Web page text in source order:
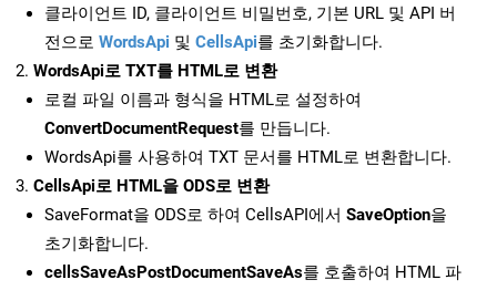
클라이언트 ID, 클라이언트 비밀번호, 기본 URL 및 API 버
전으로 WordsApi 및 CellsApi를 초기화합니다.
WordsApi로 TXT를 HTML로 변환
로컬 파일 이름과 형식을 HTML로 설정하여
ConvertDocumentRequest를 만듭니다.
WordsApi를 사용하여 TXT 문서를 HTML로 변환합니다.
CellsApi로 HTML을 ODS로 변환
SaveFormat을 ODS로 하여 CellsAPI에서 SaveOption을
초기화합니다.
cellsSaveAsPostDocumentSaveAs를 호출하여 HTML 파